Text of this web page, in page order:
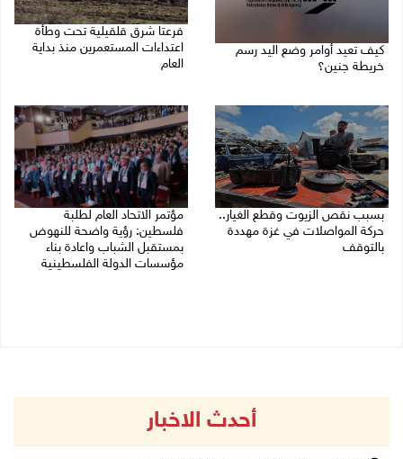
كيف تعيد أوامر وضع اليد رسم
خريطة جنين؟
فرعتا شرق قلقيلية تحت وطأة
اعتداءات المستعمرين منذ بداية
العام
بسبب نقص الزيوت وقطع الغيار..
حركة المواصلات في غزة مهددة
بالتوقف
مؤتمر الاتحاد العام لطلبة
فلسطين: رؤية واضحة للنهوض
بمستقبل الشباب واعادة بناء
مؤسسات الدولة الفلسطينية
أحدث الاخبار